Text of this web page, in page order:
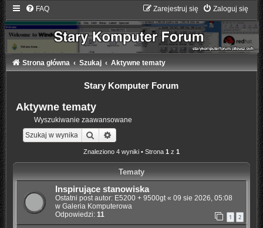
FAQ Zaloguj się
Zarejestruj się
Strona główna Szukaj Aktywne tematy
Stary Komputer Forum
Aktywne tematy
Wyszukiwanie zaawansowane
Szukaj
Znaleziono 4 wyniki • Strona 1 z 1
Tematy
Inspirujące stanowiska
Ostatni post autor: E5200 + 9500gt« 09 sie 2026, 05:08
w Galeria Komputerowa
Odpowiedzi: 11 1 2